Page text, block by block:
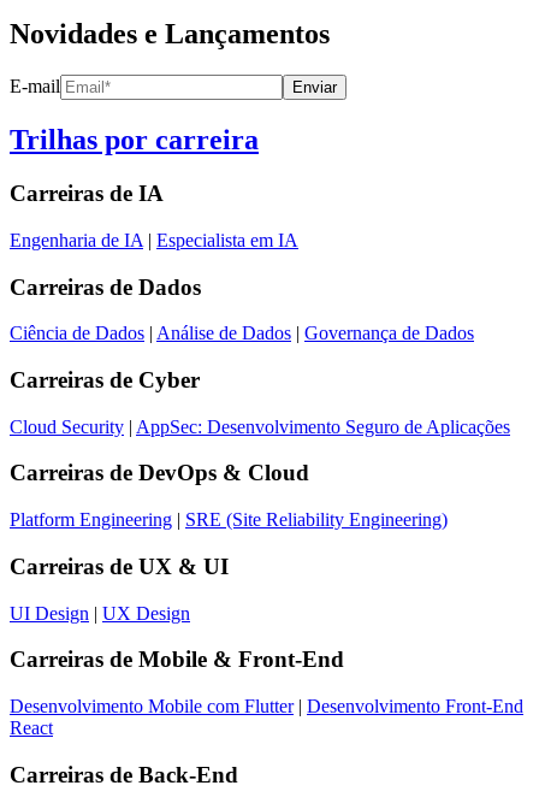
Novidades e Lançamentos
E-mail Enviar
Trilhas por carreira
Carreiras de IA
Engenharia de IA | Especialista em IA
Carreiras de Dados
Ciência de Dados | Análise de Dados | Governança de Dados
Carreiras de Cyber
Cloud Security | AppSec: Desenvolvimento Seguro de Aplicações
Carreiras de DevOps & Cloud
Platform Engineering | SRE (Site Reliability Engineering)
Carreiras de UX & UI
UI Design | UX Design
Carreiras de Mobile & Front-End
Desenvolvimento Mobile com Flutter| Desenvolvimento Front-End
React
Carreiras de Back-End